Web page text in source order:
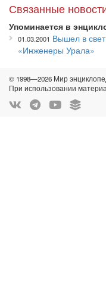
Связанные
Упоминается в
01.03.2001 Вышел в
«Инженеры Урала»
© 1998—2026 Мир
При использовании